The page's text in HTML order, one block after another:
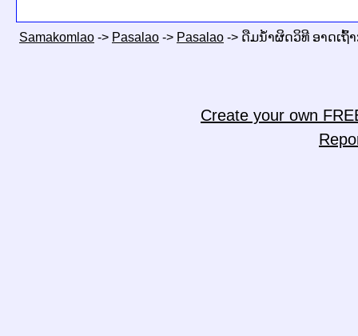
Samakomlao -> Pasalao -> Pasalao -> ດືມນໍ້າຜິດວິທີ ອາດເຖົ້
Create your own